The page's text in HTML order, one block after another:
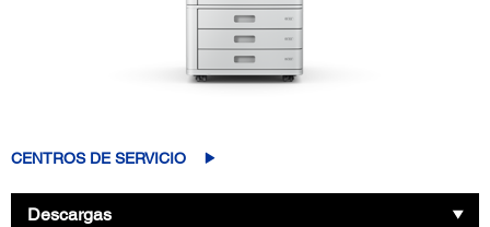
CENTROS DE SERVICIO
Descargas